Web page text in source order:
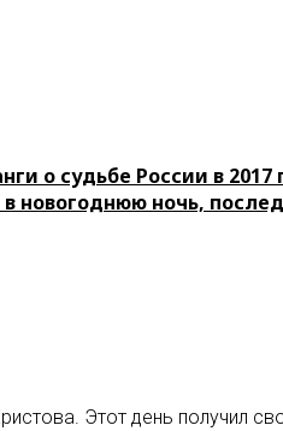
о судьбе России в 2017
новогоднюю ночь,
Этот день получил